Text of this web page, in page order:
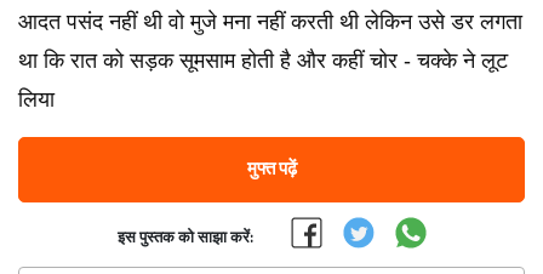
आदत पसंद नहीं थी वो मुजे मना नहीं करती थी लेकिन उसे डर लगता
था कि रात को सड़क सूमसाम होती है और कहीं चोर - चक्के ने लूट
लिया
मुफ्त पढ़ें
इस पुस्तक को साझा करें: